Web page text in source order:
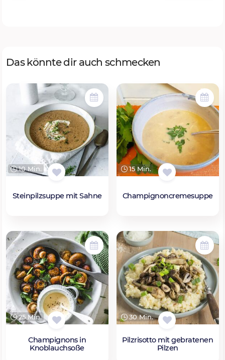
Das könnte dir auch schmecken
10 Min.
Steinpilzsuppe mit Sahne
15 Min.
Champignoncremesuppe
25 Min.
Champignons in
Knoblauchsoße
30 Min.
Pilzrisotto mit gebratenen
Pilzen